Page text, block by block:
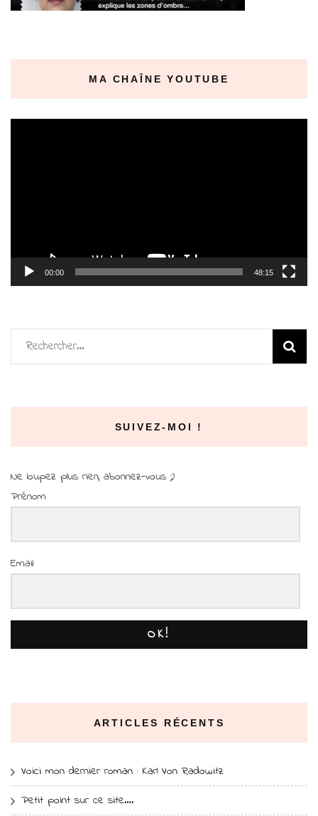
MA CHAÎNE YOUTUBE
00:00 48:15
Rechercher :
SUIVEZ-MOI !
Ne loupez plus rien, abonnez-vous ;)
Prénom
Email
OK!
ARTICLES RÉCENTS
Voici mon dernier roman : Karl Von Radowitz
Petit point sur ce site….